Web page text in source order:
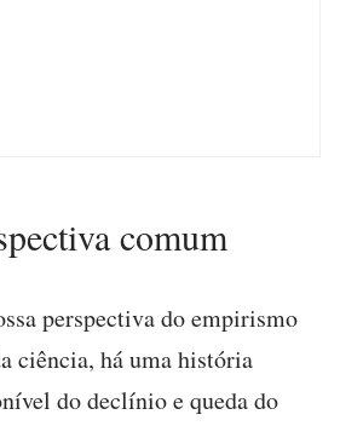
comum
perspectiva do empirismo
ciência, há uma história
do declínio e queda do